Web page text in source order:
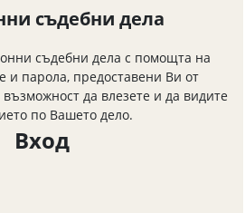
съдебни дела
съдебни дела с помощта на
и парола, предоставени Ви от
да влезете и да видите
по Вашето дело.
Вход